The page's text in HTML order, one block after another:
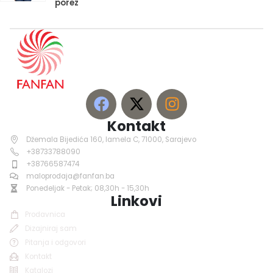
porez
Kontakt
Džemala Bijedića 160, lamela C, 71000, Sarajevo
+38733788090
+38766587474
maloprodaja@fanfan.ba
Ponedeljak - Petak; 08,30h - 15,30h
Linkovi
Prodavnica
Dizajniraj sam
Pitanja i odgovori
Kontakt
Katalozi